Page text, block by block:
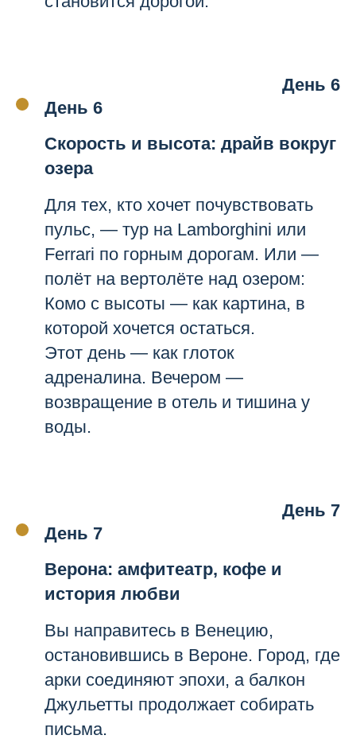
День 6
День 6
Скорость и высота: драйв вокруг
озера
Для тех, кто хочет почувствовать
пульс, — тур на Lamborghini или
Ferrari по горным дорогам. Или —
полёт на вертолёте над озером:
Комо с высоты — как картина, в
которой хочется остаться.
Этот день — как глоток
адреналина. Вечером —
возвращение в отель и тишина у
воды.
День 7
День 7
Верона: амфитеатр, кофе и
история любви
Вы направитесь в Венецию,
остановившись в Вероне. Город, где
арки соединяют эпохи, а балкон
Джульетты продолжает собирать
письма.